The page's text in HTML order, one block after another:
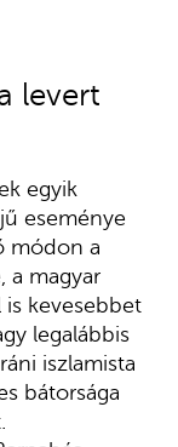
levert
egyik
eseménye
módon a
a magyar
kevesebbet
legalábbis
iszlamista
bátorsága